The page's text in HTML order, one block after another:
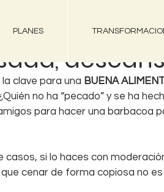
PLANES
clave para una BUENA
no ha “pecado” y se ha
para hacer una barbacoa
casos, si lo haces con
cenar de forma copiosa no